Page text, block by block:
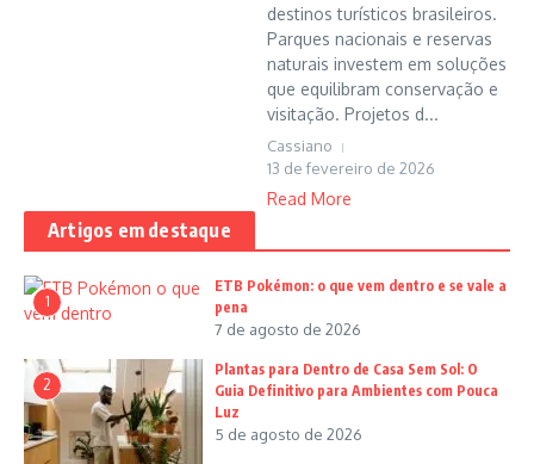
destinos turísticos brasileiros.
Parques nacionais e reservas
naturais investem em soluções
que equilibram conservação e
visitação. Projetos d...
Cassiano
13 de fevereiro de 2026
Read More
Artigos em destaque
1
ETB Pokémon: o que vem dentro e se vale a
pena
7 de agosto de 2026
2
Plantas para Dentro de Casa Sem Sol: O
Guia Definitivo para Ambientes com Pouca
Luz
5 de agosto de 2026